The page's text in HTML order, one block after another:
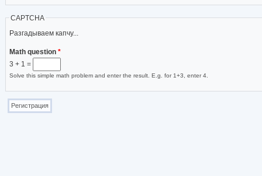
CAPTCHA
Разгадываем капчу...
Math question *
3 + 1 =
Solve this simple math problem and enter the result. E.g. for 1+3, enter 4.